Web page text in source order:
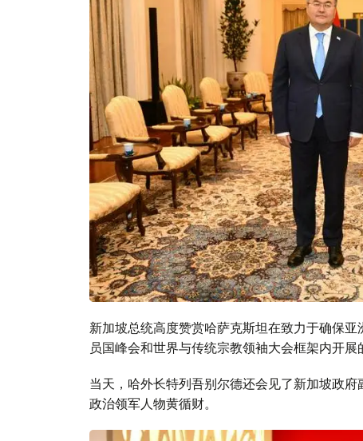
新加坡总统高度赞赏哈萨克斯坦在致力于确保
员国峰会和世界与传统宗教领袖大会框架内开
当天，哈外长特列吾别尔德还会见了新加坡政
政治领军人物黄循财。